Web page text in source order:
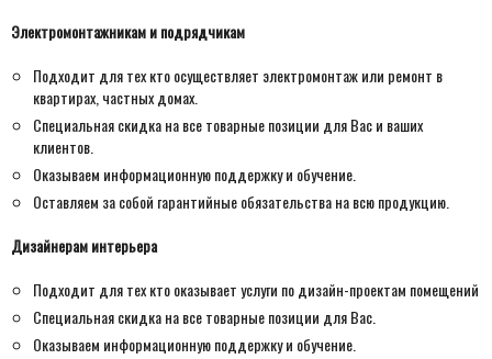
Электромонтажникам и подрядчикам
Подходит для тех кто осуществляет электромонтаж или ремонт в
квартирах, частных домах.
Специальная скидка на все товарные позиции для Вас и ваших
клиентов.
Оказываем информационную поддержку и обучение.
Оставляем за собой гарантийные обязательства на всю продукцию.
Дизайнерам интерьера
Подходит для тех кто оказывает услуги по дизайн-проектам помещений
Специальная скидка на все товарные позиции для Вас.
Оказываем информационную поддержку и обучение.